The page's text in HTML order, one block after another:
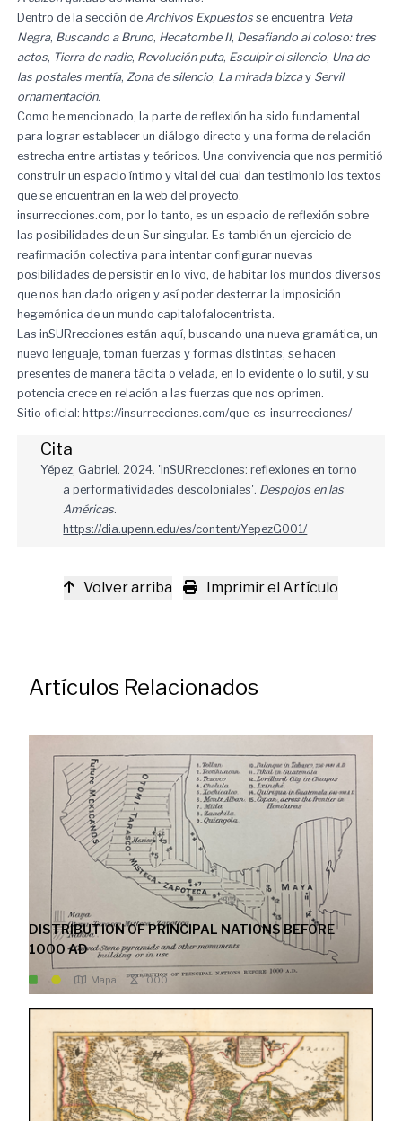
Dentro de la sección de Archivos Expuestos se encuentra Veta
Negra, Buscando a Bruno, Hecatombe II, Desafiando al coloso: tres
actos, Tierra de nadie, Revolución puta, Esculpir el silencio, Una de
las postales mentía, Zona de silencio, La mirada bizcay Servil
ornamentación.
Como he mencionado, la parte de reflexión ha sido fundamental
para lograr establecer un diálogo directo y una forma de relación
estrecha entre artistas y teóricos. Una convivencia que nos permitió
construir un espacio íntimo y vital del cual dan testimonio los textos
que se encuentran en la web del proyecto.
insurrecciones.com, por lo tanto, es un espacio de reflexión sobre
las posibilidades de un Sur singular. Es también un ejercicio de
reafirmación colectiva para intentar configurar nuevas
posibilidades de persistir en lo vivo, de habitar los mundos diversos
que nos han dado origen y así poder desterrar la imposición
hegemónica de un mundo capitalofalocentrista.
Las inSURrecciones están aquí, buscando una nueva gramática, un
nuevo lenguaje, toman fuerzas y formas distintas, se hacen
presentes de manera tácita o velada, en lo evidente o lo sutil, y su
potencia crece en relación a las fuerzas que nos oprimen.
Sitio oficial:https://insurrecciones.com/que-es-insurrecciones/
Cita
Yépez, Gabriel. 2024. 'inSURrecciones: reflexiones en torno
a performatividades descoloniales'. Despojos en las
Américas.
https://dia.upenn.edu/es/content/YepezG001/
Volver arriba Imprimir el Artículo
Artículos Relacionados
DISTRIBUTION OF PRINCIPAL NATIONS BEFORE
1000 AD
Mapa 1000